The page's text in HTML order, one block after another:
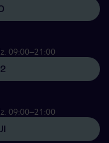
09:00–21:00
09:00–21:00